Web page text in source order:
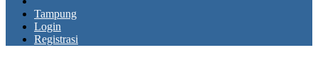
Tampung
Login
Registrasi